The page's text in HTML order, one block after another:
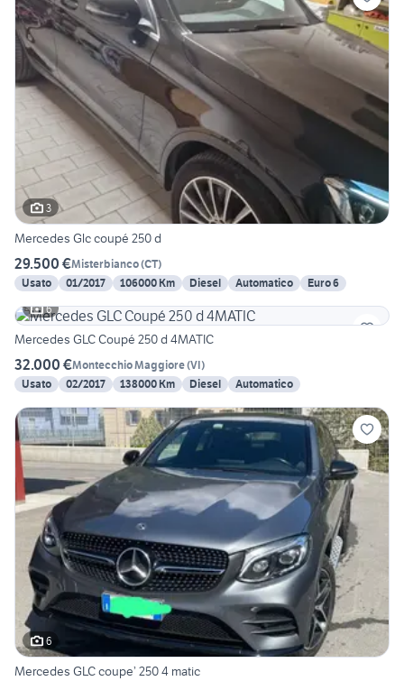
3
Mercedes Glc coupé 250 d
29.500 €Misterbianco(CT)
Usato
01/2017 106000 Km Diesel Automatico
Euro 6
6
Mercedes GLC Coupé 250 d 4MATIC
32.000 €Montecchio Maggiore(VI)
Usato
02/2017 138000 Km Diesel Automatico
6
Mercedes GLC coupe’ 250 4 matic